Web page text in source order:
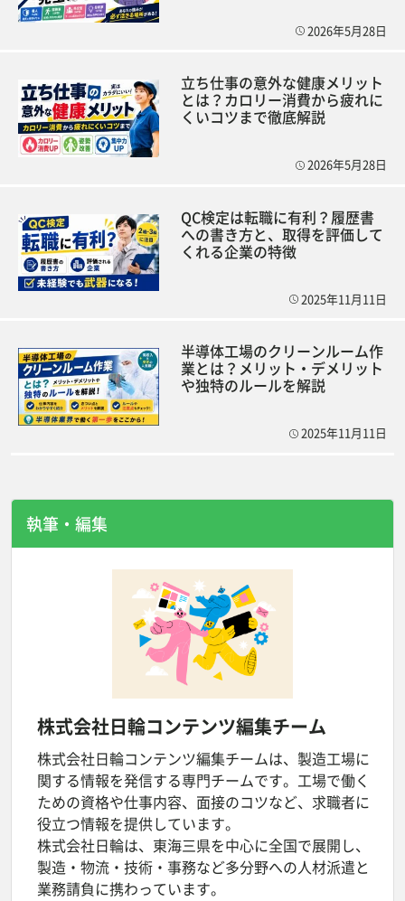
2026年5月28日
立ち仕事の意外な健康メリット
とは？カロリー消費から疲れに
くいコツまで徹底解説
2026年5月28日
QC検定は転職に有利？履歴書
への書き方と、取得を評価して
くれる企業の特徴
2025年11月11日
半導体工場のクリーンルーム作
業とは？メリット・デメリット
や独特のルールを解説
2025年11月11日
執筆・編集
株式会社日輪コンテンツ編集チーム
株式会社日輪コンテンツ編集チームは、製造工場に
関する情報を発信する専門チームです。工場で働く
ための資格や仕事内容、面接のコツなど、求職者に
役立つ情報を提供しています。
株式会社日輪は、東海三県を中心に全国で展開し、
製造・物流・技術・事務など多分野への人材派遣と
業務請負に携わっています。